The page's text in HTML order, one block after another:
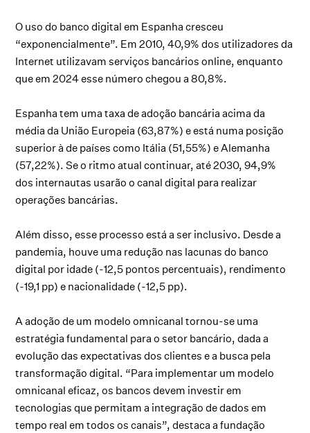
O uso do banco digital em Espanha cresceu
“exponencialmente”. Em 2010, 40,9% dos utilizadores da
Internet utilizavam serviços bancários online, enquanto
que em 2024 esse número chegou a 80,8%.
Espanha tem uma taxa de adoção bancária acima da
média da União Europeia (63,87%) e está numa posição
superior à de países como Itália (51,55%) e Alemanha
(57,22%). Se o ritmo atual continuar, até 2030, 94,9%
dos internautas usarão o canal digital para realizar
operações bancárias.
Além disso, esse processo está a ser inclusivo. Desde a
pandemia, houve uma redução nas lacunas do banco
digital por idade (-12,5 pontos percentuais), rendimento
(-19,1 pp) e nacionalidade (-12,5 pp).
A adoção de um modelo omnicanal tornou-se uma
estratégia fundamental para o setor bancário, dada a
evolução das expectativas dos clientes e a busca pela
transformação digital. “Para implementar um modelo
omnicanal eficaz, os bancos devem investir em
tecnologias que permitam a integração de dados em
tempo real em todos os canais”, destaca a fundação